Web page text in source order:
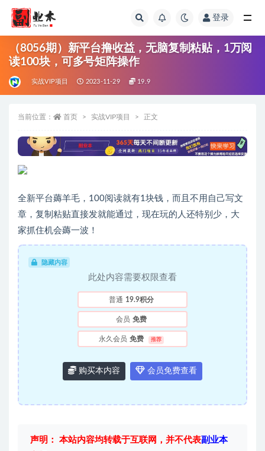
登录
（8056期）新平台撸收益，无脑复制粘贴，1万阅
读100块，可多号矩阵操作
实战VIP项目 2023-11-29 19.9
当前位置： 首页 实战VIP项目 正文
全新平台薅羊毛，100阅读就有1块钱，而且不用自己写文
章，复制粘贴直接发就能通过，现在玩的人还特别少，大
家抓住机会薅一波！
隐藏内容
此处内容需要权限查看
普通 19.9积分
会员 免费
永久会员 免费 推荐
购买本内容 会员免费查看
声明： 本站内容均转载于互联网，并不代表副业本